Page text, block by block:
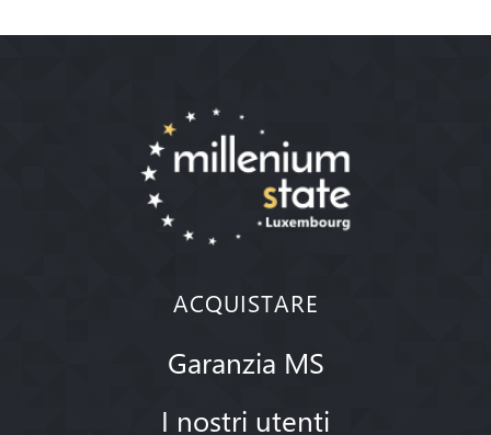
ACQUISTARE
Garanzia MS
I nostri utenti